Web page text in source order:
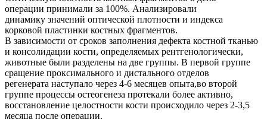
операции принимали за 100%. Анализировали
динамику значений оптической плотности и индекса
корковой пластинки костных фрагментов.
В зависимости от сроков заполнения дефекта костной тканью
и консолидации кости, определяемых рентгенологически,
животные были разделены на две группы. В первой группе
сращение проксимального и дистального отделов
регенерата наступало через 4-6 месяцев опыта,во второй
группе процессы остеогенеза протекали более активно,
восстановление целостности кости происходило через 2-3,5
месяца после операции.